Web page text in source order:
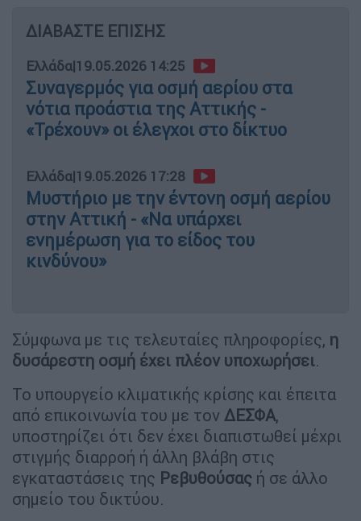
ΔΙΑΒΑΣΤΕ ΕΠΙΣΗΣ
Ελλάδα|19.05.2026 14:25
Συναγερμός για οσμή αερίου στα
νότια προάστια της Αττικής -
«Τρέχουν» οι έλεγχοι στο δίκτυο
Ελλάδα|19.05.2026 17:28
Μυστήριο με την έντονη οσμή αερίου
στην Αττική - «Να υπάρχει
ενημέρωση για το είδος του
κινδύνου»
Σύμφωνα με τις τελευταίες πληροφορίες, η
δυσάρεστη οσμή έχει πλέον υποχωρήσει.
Το υπουργείο κλιματικής κρίσης και έπειτα
από επικοινωνία του με τον ΔΕΣΦΑ,
υποστηρίζει ότι δεν έχει διαπιστωθεί μέχρι
στιγμής διαρροή ή άλλη βλάβη στις
εγκαταστάσεις της Ρεβυθούσας ή σε άλλο
σημείο του δικτύου.